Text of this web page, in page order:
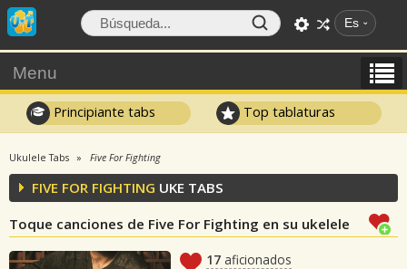
Es
Menu
Principiante tabs Top tablaturas
Ukulele Tabs Five For Fighting
FIVE FOR FIGHTING UKE TABS
Toque canciones de Five For Fighting en su ukelele
17 aficionados